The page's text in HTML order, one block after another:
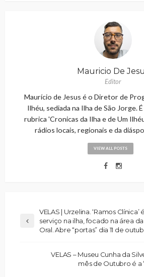
Mauricio De
Editor
Maurício de Jesus é o Diretor de
Ilhéu, sediada na Ilha de São Jorge.
rubrica 'Cronicas da Ilha e de Um
rádios locais, regionais e da
VIEW ALL POSTS
VELAS | Urzelina. ‘Ramos Clínica’
serviço na ilha, focado na área
Oral. Abre “portas” dia 11 de
VELAS – Museu Cunha da
mês de Outubro é a